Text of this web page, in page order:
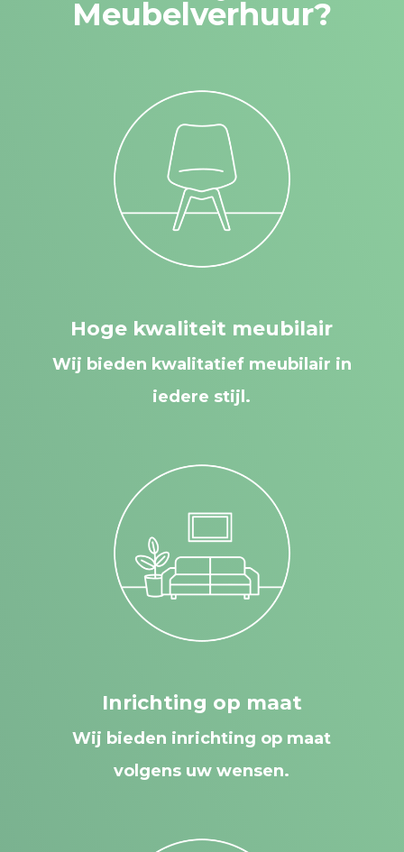
Meubelverhuur?
Hoge kwaliteit meubilair
Wij bieden kwalitatief meubilair in
iedere stijl.
Inrichting op maat
Wij bieden inrichting op maat
volgens uw wensen.